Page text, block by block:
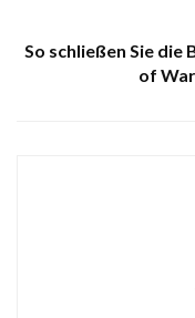
So schließen Sie
of